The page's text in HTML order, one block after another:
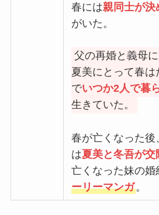
春には親同士が決
がいた。
父の再婚と義母
夏美にとって春
でいつか2人で暮
生きていた。
春が亡くなった
は夏美と冬吾が交
亡くなった妹の婚
ーリーマンガ。